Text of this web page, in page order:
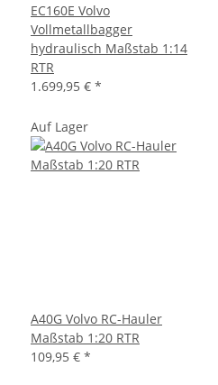
EC160E Volvo
Vollmetallbagger
hydraulisch Maßstab 1:14
RTR
1.699,95 € *
Auf Lager
A40G Volvo RC-Hauler
Maßstab 1:20 RTR
109,95 € *